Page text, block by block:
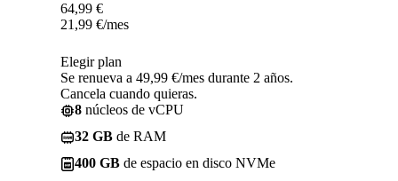
64,99 €
21,99 €/mes
Elegir plan
Se renueva a 49,99 €/mes durante 2 años.
Cancela cuando quieras.
8 núcleos de vCPU
32 GB de RAM
400 GB de espacio en disco NVMe